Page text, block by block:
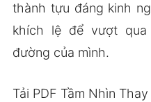
thành tựu đáng kinh
khích lệ để vượt
đường của mình.
Tải PDF Tầm Nhìn